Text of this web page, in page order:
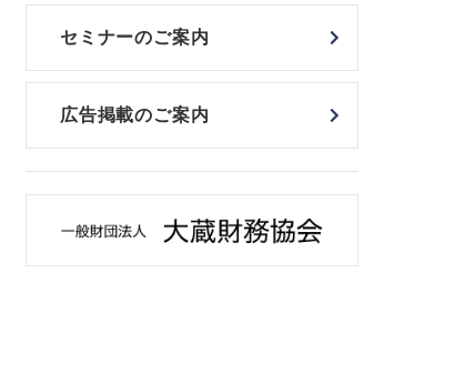
セミナーのご案内
広告掲載のご案内